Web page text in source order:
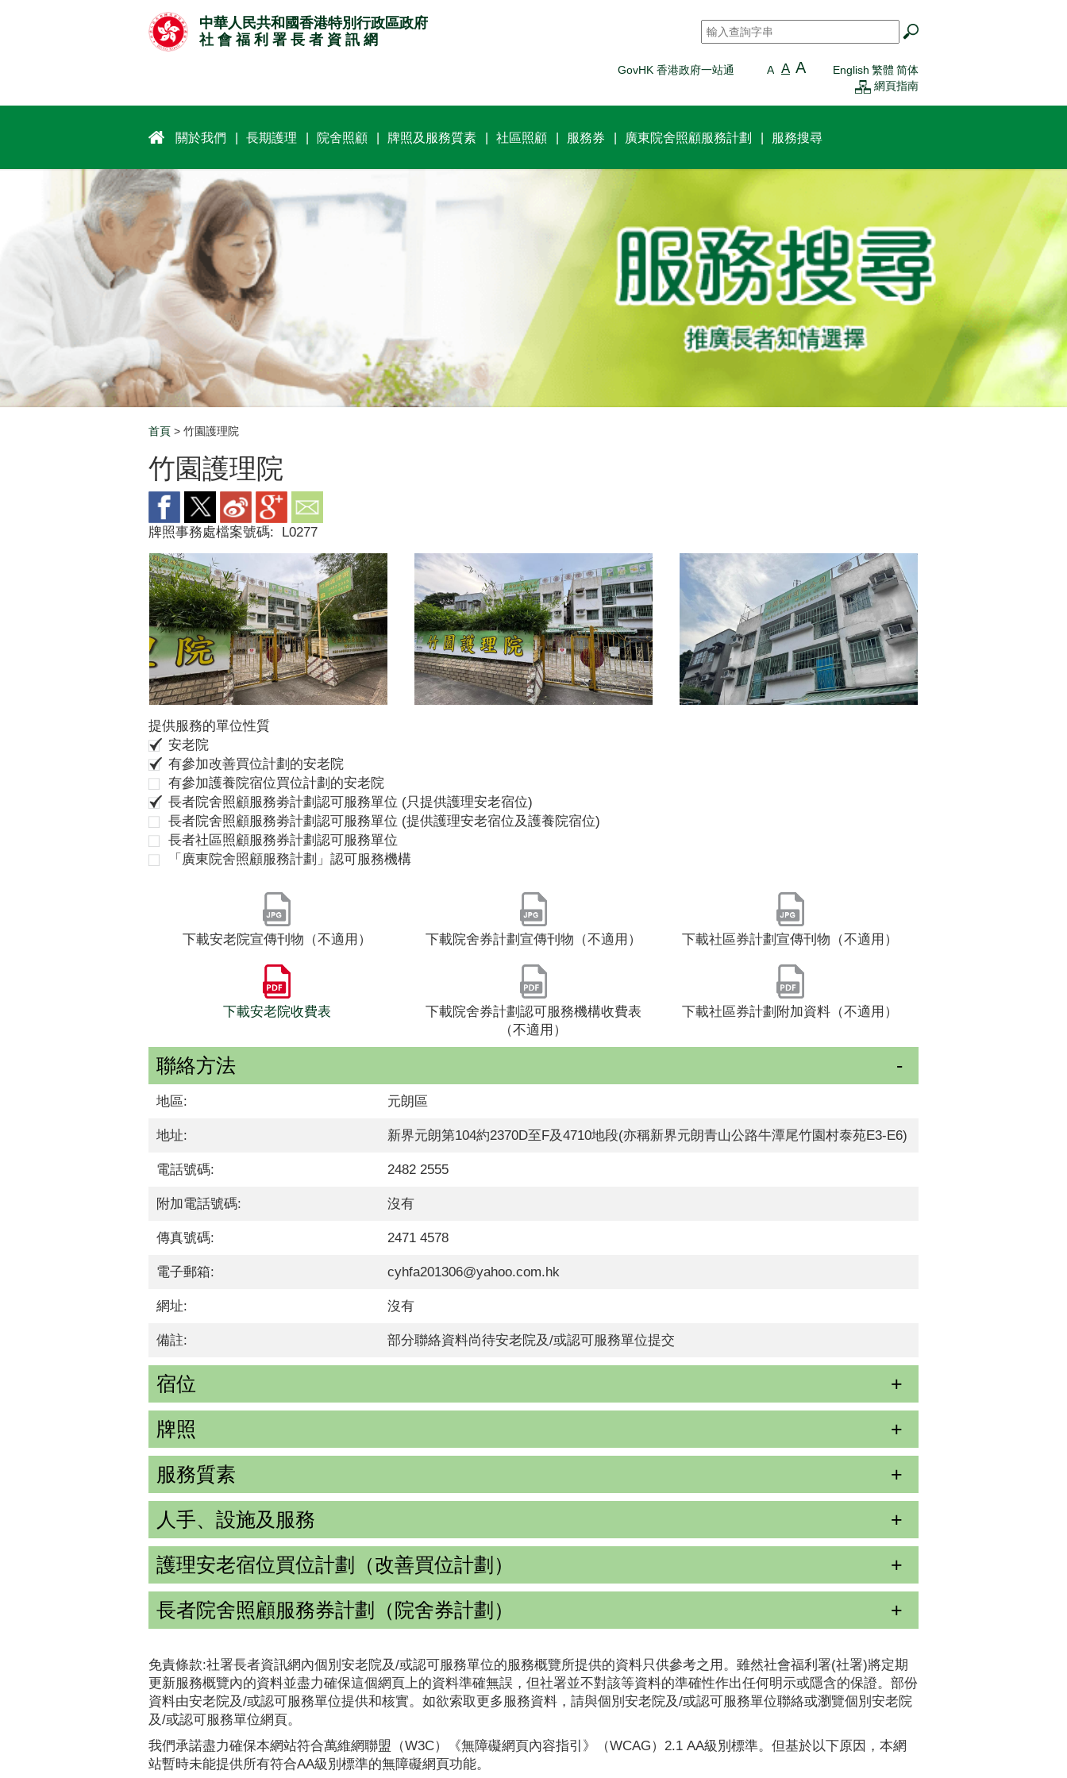
中華人民共和國香港特別行政區政府
社 會 福 利 署 長 者 資 訊 網
搜尋 *
GovHK 香港政府一站通 A A A English 繁體 简体
網頁指南
關於我們 長期護理 院舍照顧 牌照及服務質素 社區照顧 服務券 廣東院舍照顧服務計劃 服務搜尋
Breadcrumb
首頁 > 竹園護理院
竹園護理院
牌照事務處檔案號碼: L0277
提供服務的單位性質
安老院
有參加改善買位計劃的安老院
有參加護養院宿位買位計劃的安老院
長者院舍照顧服務劵計劃認可服務單位 (只提供護理安老宿位)
長者院舍照顧服務劵計劃認可服務單位 (提供護理安老宿位及護養院宿位)
長者社區照顧服務券計劃認可服務單位
「廣東院舍照顧服務計劃」認可服務機構
下載安老院宣傳刊物（不適用） 下載院舍券計劃宣傳刊物（不適用） 下載社區券計劃宣傳刊物（不適用）
下載安老院收費表
下載院舍券計劃認可服務機構收費表
（不適用）
下載社區券計劃附加資料（不適用）
聯絡方法
地區: 元朗區
地址: 新界元朗第104約2370D至F及4710地段(亦稱新界元朗青山公路牛潭尾竹園村泰苑E3-E6)
電話號碼: 2482 2555
附加電話號碼: 沒有
傳真號碼: 2471 4578
電子郵箱: cyhfa201306@yahoo.com.hk
網址: 沒有
備註: 部分聯絡資料尚待安老院及/或認可服務單位提交
宿位
牌照
服務質素
人手、設施及服務
護理安老宿位買位計劃（改善買位計劃）
長者院舍照顧服務券計劃（院舍券計劃）
免責條款:社署長者資訊網內個別安老院及/或認可服務單位的服務概覽所提供的資料只供參考之用。雖然社會福利署(社署)將定期
更新服務概覽內的資料並盡力確保這個網頁上的資料準確無誤，但社署並不對該等資料的準確性作出任何明示或隱含的保證。部份
資料由安老院及/或認可服務單位提供和核實。如欲索取更多服務資料，請與個別安老院及/或認可服務單位聯絡或瀏覽個別安老院
及/或認可服務單位網頁。
我們承諾盡力確保本網站符合萬維網聯盟（W3C）《無障礙網頁內容指引》（WCAG）2.1 AA級別標準。但基於以下原因，本網
站暫時未能提供所有符合AA級別標準的無障礙網頁功能。